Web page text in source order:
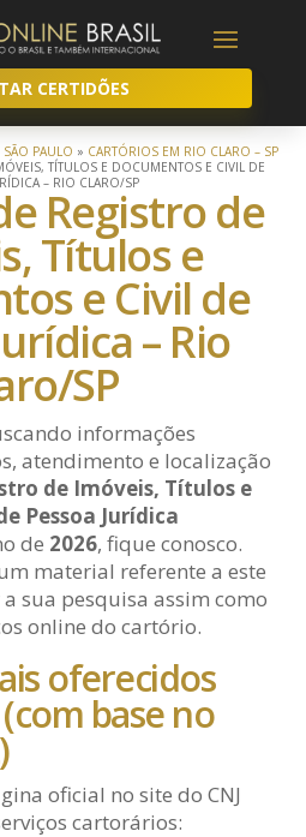
CERTIDÕES
SÃO PAULO » CARTÓRIOS EM RIO CLARO – SP
TÍTULOS E DOCUMENTOS E CIVIL DE
– RIO CLARO/SP
Registro de
Títulos e
e Civil de
– Rio
SP
informações
atendimento e localização
de Imóveis, Títulos e
Pessoa Jurídica
de 2026, fique conosco.
material referente a este
sua pesquisa assim como
online do cartório.
oferecidos
base no
oficial no site do CNJ
cartorários: